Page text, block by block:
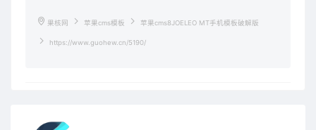
果核网 苹果cms模板 苹果cms8JOELEO MT手机模板破解版
https://www.guohew.cn/5190/